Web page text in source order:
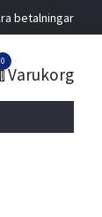
betalningar
0
Varukorg